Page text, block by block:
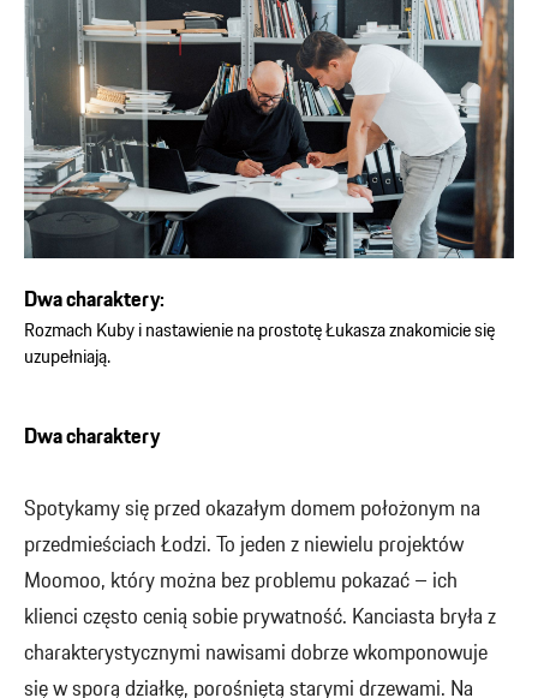
Dwa charaktery:
Rozmach Kuby i nastawienie na prostotę Łukasza znakomicie się
uzupełniają.
Dwa charaktery
Spotykamy się przed okazałym domem położonym na
przedmieściach Łodzi. To jeden z niewielu projektów
Moomoo, który można bez problemu pokazać – ich
klienci często cenią sobie prywatność. Kanciasta bryła z
charakterystycznymi nawisami dobrze wkomponowuje
się w sporą działkę, porośniętą starymi drzewami. Na